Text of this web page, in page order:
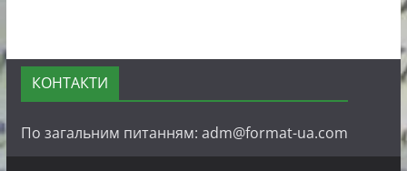
КОНТАКТИ
По загальним питанням: adm@format-ua.com